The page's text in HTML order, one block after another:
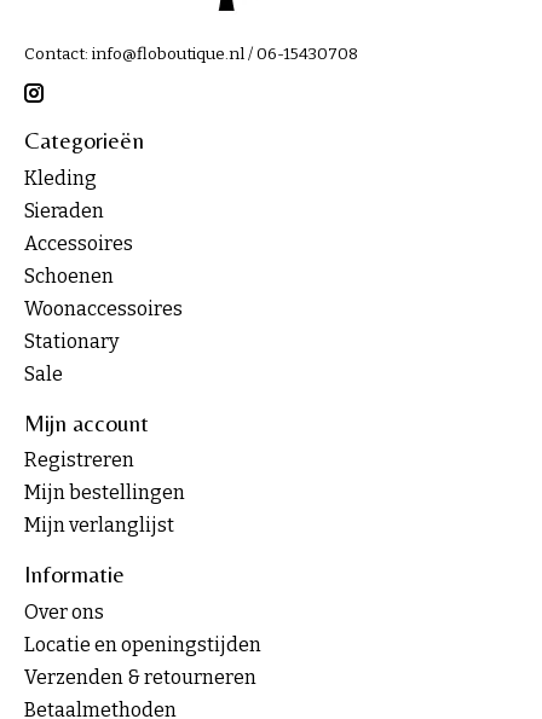
Contact: info@floboutique.nl/ 06-15430708
Categorieën
Kleding
Sieraden
Accessoires
Schoenen
Woonaccessoires
Stationary
Sale
Mijn account
Registreren
Mijn bestellingen
Mijn verlanglijst
Informatie
Over ons
Locatie en openingstijden
Verzenden & retourneren
Betaalmethoden